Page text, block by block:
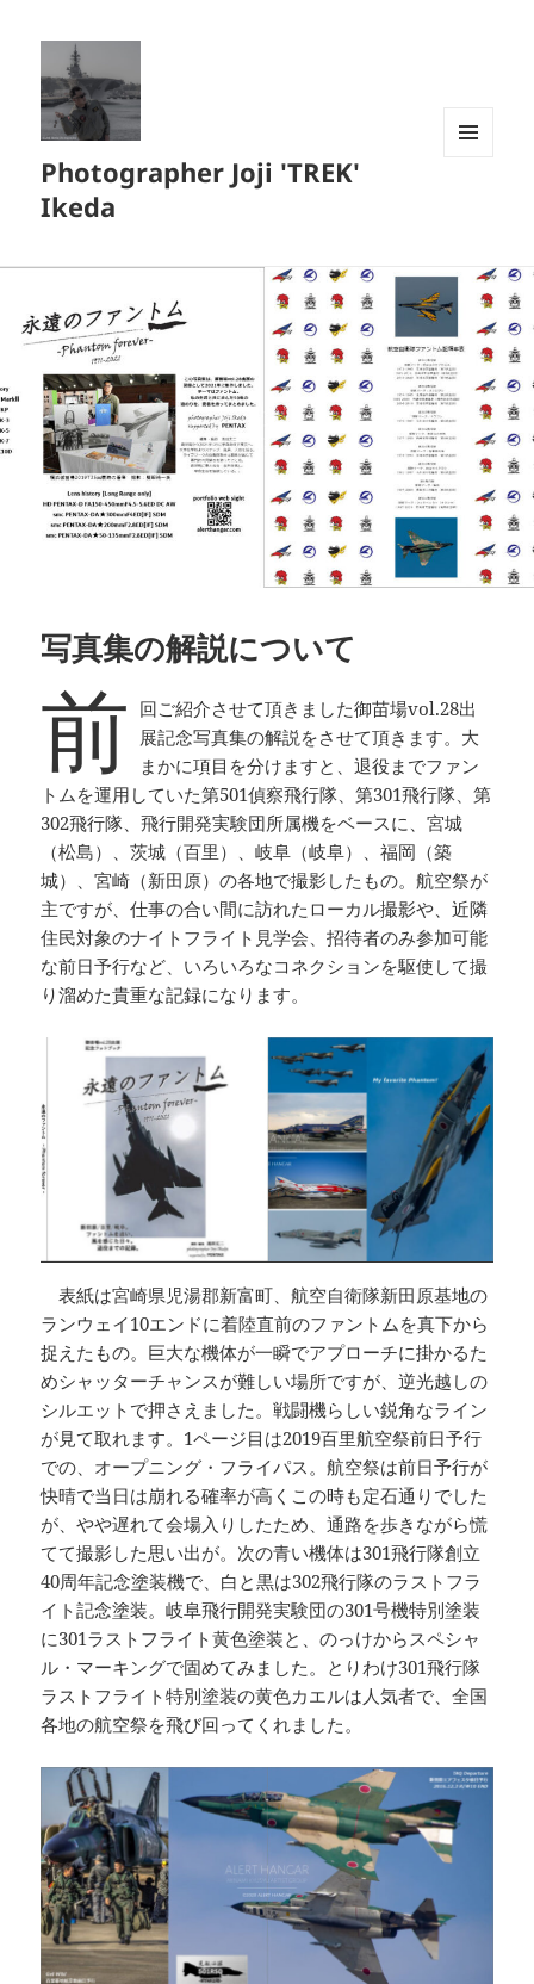
Photographer Joji 'TREK'
Ikeda
写真集の解説について
前 回ご紹介させて頂きました御苗場vol.28出
展記念写真集の解説をさせて頂きます。大
まかに項目を分けますと、退役までファン
トムを運用していた第501偵察飛行隊、第301飛行隊、第
302飛行隊、飛行開発実験団所属機をベースに、宮城
（松島）、茨城（百里）、岐阜（岐阜）、福岡（築
城）、宮崎（新田原）の各地で撮影したもの。航空祭が
主ですが、仕事の合い間に訪れたローカル撮影や、近隣
住民対象のナイトフライト見学会、招待者のみ参加可能
な前日予行など、いろいろなコネクションを駆使して撮
り溜めた貴重な記録になります。
表紙は宮崎県児湯郡新富町、航空自衛隊新田原基地の
ランウェイ10エンドに着陸直前のファントムを真下から
捉えたもの。巨大な機体が一瞬でアプローチに掛かるた
めシャッターチャンスが難しい場所ですが、逆光越しの
シルエットで押さえました。戦闘機らしい鋭角なライン
が見て取れます。1ページ目は2019百里航空祭前日予行
での、オープニング・フライパス。航空祭は前日予行が
快晴で当日は崩れる確率が高くこの時も定石通りでした
が、やや遅れて会場入りしたため、通路を歩きながら慌
てて撮影した思い出が。次の青い機体は301飛行隊創立
40周年記念塗装機で、白と黒は302飛行隊のラストフラ
イト記念塗装。岐阜飛行開発実験団の301号機特別塗装
に301ラストフライト黄色塗装と、のっけからスペシャ
ル・マーキングで固めてみました。とりわけ301飛行隊
ラストフライト特別塗装の黄色カエルは人気者で、全国
各地の航空祭を飛び回ってくれました。